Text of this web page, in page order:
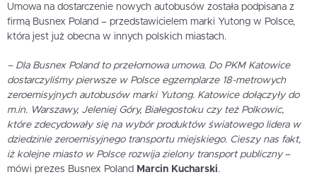
Umowa na dostarczenie nowych autobusów została podpisana z
firmą Busnex Poland – przedstawicielem marki Yutong w Polsce,
która jest już obecna w innych polskich miastach.
– Dla Busnex Poland to przełomowa umowa. Do PKM Katowice
dostarczyliśmy pierwsze w Polsce egzemplarze 18-metrowych
zeroemisyjnych autobusów marki Yutong. Katowice dołączyły do
m.in. Warszawy, Jeleniej Góry, Białegostoku czy też Polkowic,
które zdecydowały się na wybór produktów światowego lidera w
dziedzinie zeroemisyjnego transportu miejskiego. Cieszy nas fakt,
iż kolejne miasto w Polsce rozwija zielony transport publiczny–
mówi prezes Busnex Poland Marcin Kucharski.